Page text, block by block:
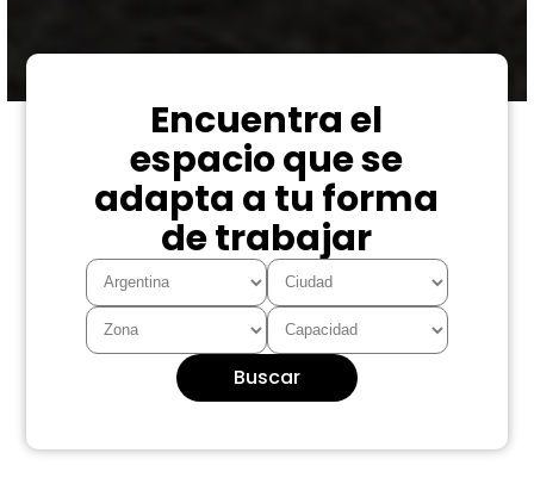
Encuentra el
espacio que se
adapta a tu forma
de trabajar
Buscar